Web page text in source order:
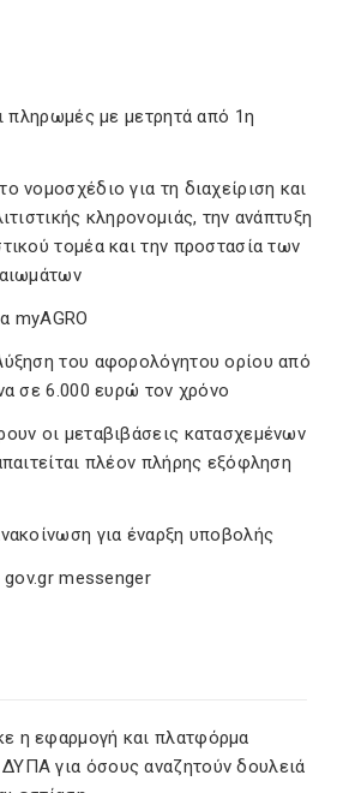
πληρωμές με μετρητά από 1η
νομοσχέδιο για τη διαχείριση και
κληρονομιάς, την ανάπτυξη
τομέα και την προστασία των
myAGRO
του αφορολόγητου ορίου από
σε 6.000 ευρώ τον χρόνο
οι μεταβιβάσεις κατασχεμένων
πλέον πλήρης εξόφληση
για έναρξη υποβολής
gov.gr messenger
η εφαρμογή και πλατφόρμα
για όσους αναζητούν δουλειά